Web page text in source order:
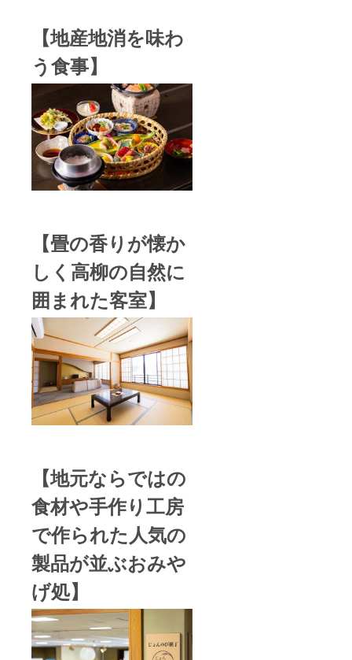
【地産地消を味わ
う食事】
【畳の香りが懐か
しく高柳の自然に
囲まれた客室】
【地元ならではの
食材や手作り工房
で作られた人気の
製品が並ぶおみや
げ処】